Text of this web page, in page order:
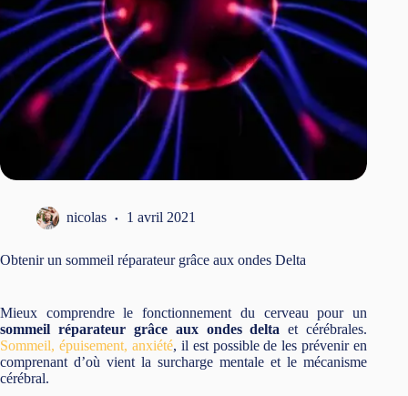
nicolas 1 avril 2021
Obtenir un sommeil réparateur grâce aux ondes Delta
Mieux comprendre le fonctionnement du cerveau pour un
sommeil réparateur grâce aux ondes delta et cérébrales.
Sommeil, épuisement, anxiété, il est possible de les prévenir en
comprenant d’où vient la surcharge mentale et le mécanisme
cérébral.